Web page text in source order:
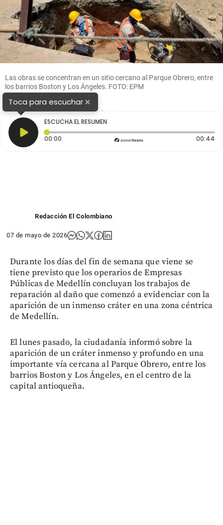
Las obras se concentran en un sitio cercano al Parque Obrero, entre
los barrios Boston y Los Ángeles. FOTO: EPM
Toca para escuchar×
ESCUCHA EL RESUMEN
00:00 Tiempo transcurrido: 0 segundos 00:44
Redacción El Colombiano
07 de mayo de 2026
Durante los días del fin de semana que viene se
tiene previsto que los operarios de Empresas
Públicas de Medellín concluyan los trabajos de
reparación al daño que comenzó a evidenciar con la
aparición de un inmenso cráter en una zona céntrica
de Medellín.
El lunes pasado, la ciudadanía informó sobre la
aparición de un cráter inmenso y profundo en una
importante vía cercana al Parque Obrero, entre los
barrios Boston y Los Ángeles, en el centro de la
capital antioqueña.